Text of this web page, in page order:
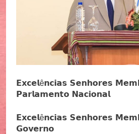
𝗘𝘅𝗰𝗲𝗹ê𝗻𝗰𝗶𝗮𝘀 𝗦𝗲𝗻𝗵𝗼𝗿𝗲𝘀
𝗣𝗮𝗿𝗹𝗮𝗺𝗲𝗻𝘁𝗼 𝗡𝗮𝗰𝗶𝗼𝗻𝗮𝗹
𝗘𝘅𝗰𝗲𝗹ê𝗻𝗰𝗶𝗮𝘀 𝗦𝗲𝗻𝗵𝗼𝗿𝗲𝘀
𝗚𝗼𝘃𝗲𝗿𝗻𝗼